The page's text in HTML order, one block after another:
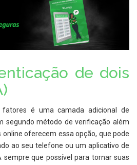
de dois
é uma camada adicional de
segundo método de verificação além
online oferecem essa opção, que pode
ao seu telefone ou um aplicativo de
sempre que possível para tornar suas